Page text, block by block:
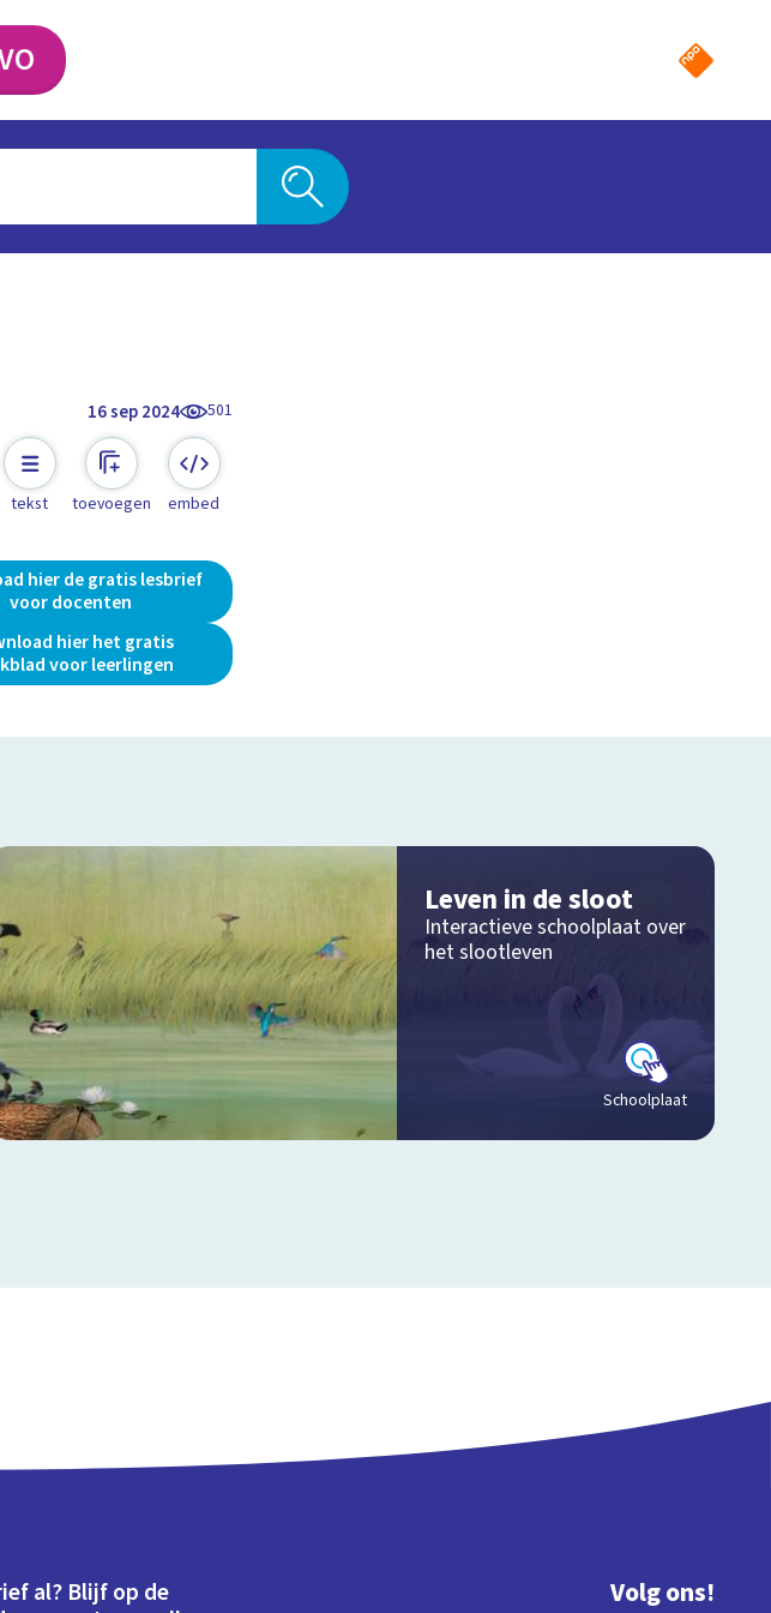
16 sep 2024 501
tekst toevoegen embed
hier de gratis lesbrief
voor docenten
hier het gratis
voor leerlingen
Leven in de sloot
Interactieve schoolplaat over
het slootleven
Schoolplaat
al? Blijf op de
Volg ons!